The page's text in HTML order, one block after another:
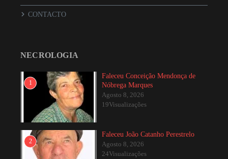
CONTACTO
NECROLOGIA
1
Faleceu Conceição Mendonça de
Nóbrega Marques
Agosto 8, 2026
19Visualizações
2
Faleceu João Catanho Perestrelo
Agosto 8, 2026
24Visualizações